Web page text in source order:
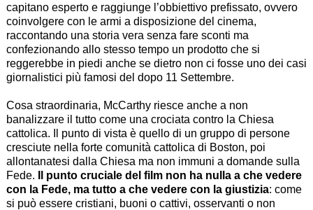
capitano esperto e raggiunge l’obbiettivo prefissato, ovvero
coinvolgere con le armi a disposizione del cinema,
raccontando una storia vera senza fare sconti ma
confezionando allo stesso tempo un prodotto che si
reggerebbe in piedi anche se dietro non ci fosse uno dei casi
giornalistici più famosi del dopo 11 Settembre.
Cosa straordinaria, McCarthy riesce anche a non
banalizzare il tutto come una crociata contro la Chiesa
cattolica. Il punto di vista è quello di un gruppo di persone
cresciute nella forte comunità cattolica di Boston, poi
allontanatesi dalla Chiesa ma non immuni a domande sulla
Fede. Il punto cruciale del film non ha nulla a che vedere
con la Fede, ma tutto a che vedere con la giustizia: come
si può essere cristiani, buoni o cattivi, osservanti o non